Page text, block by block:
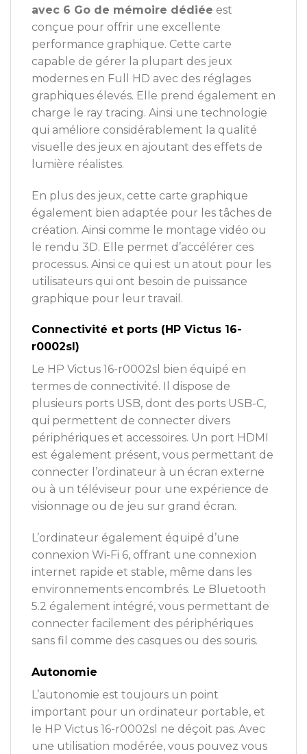
avec 6 Go de mémoire dédiée est
conçue pour offrir une excellente
performance graphique. Cette carte
capable de gérer la plupart des jeux
modernes en Full HD avec des réglages
graphiques élevés. Elle prend également en
charge le ray tracing. Ainsi une technologie
qui améliore considérablement la qualité
visuelle des jeux en ajoutant des effets de
lumière réalistes.
En plus des jeux, cette carte graphique
également bien adaptée pour les tâches de
création. Ainsi comme le montage vidéo ou
le rendu 3D. Elle permet d’accélérer ces
processus. Ainsi ce qui est un atout pour les
utilisateurs qui ont besoin de puissance
graphique pour leur travail.
Connectivité et ports (HP Victus 16-
r0002sl)
Le HP Victus 16-r0002sl bien équipé en
termes de connectivité. Il dispose de
plusieurs ports USB, dont des ports USB-C,
qui permettent de connecter divers
périphériques et accessoires. Un port HDMI
est également présent, vous permettant de
connecter l’ordinateur à un écran externe
ou à un téléviseur pour une expérience de
visionnage ou de jeu sur grand écran.
L’ordinateur également équipé d’une
connexion Wi-Fi 6, offrant une connexion
internet rapide et stable, même dans les
environnements encombrés. Le Bluetooth
5.2 également intégré, vous permettant de
connecter facilement des périphériques
sans fil comme des casques ou des souris.
Autonomie
L’autonomie est toujours un point
important pour un ordinateur portable, et
le HP Victus 16-r0002sl ne déçoit pas. Avec
une utilisation modérée, vous pouvez vous